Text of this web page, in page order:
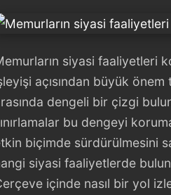
siyasi faaliyetleri
açısından büyük önem
dengeli bir çizgi
bu dengeyi
biçimde sürdürülmesini
siyasi faaliyetlerde
içinde nasıl bir yol